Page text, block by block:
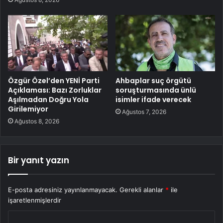
Özgür Özel’den YENİ Parti
Açıklaması: Bazı Zorluklar
Aşılmadan Doğru Yola
Girilemiyor
Ağustos 8, 2026
Ahbaplar suç örgütü
soruşturmasında ünlü
isimler ifade verecek
Ağustos 7, 2026
Bir yanıt yazın
E-posta adresiniz yayınlanmayacak. Gerekli alanlar * ile
işaretlenmişlerdir